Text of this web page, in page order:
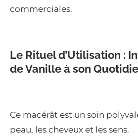
commerciales.
Le Rituel d’Utilisation :
de Vanille à son
Ce macérât est un soin
peau, les cheveux et les sens.